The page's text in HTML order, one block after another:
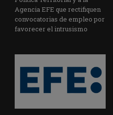
Agencia EFE que rectifiquen
convocatorias de empleo por
favorecer el intrusismo